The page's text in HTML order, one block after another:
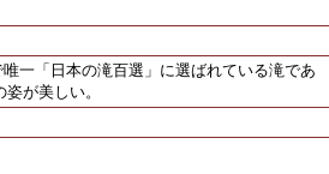
一「日本の滝百選」に選ばれている滝であ
が美しい。